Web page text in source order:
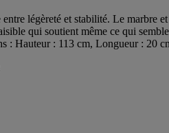
légèreté et stabilité. Le
qui soutient même ce qui
: Hauteur : 113 cm, Longueur : 20